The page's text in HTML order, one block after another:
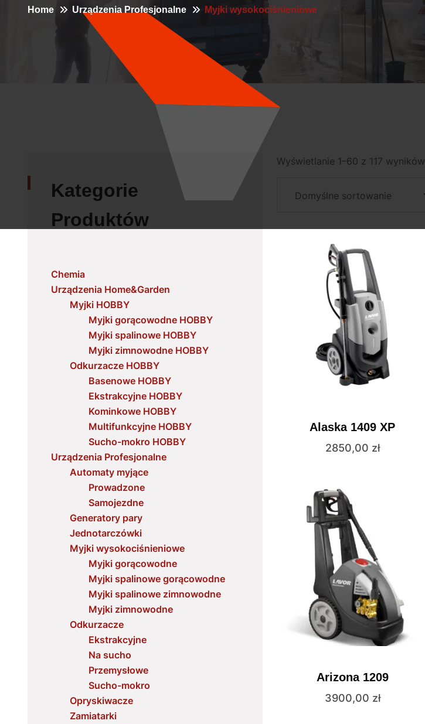
Home Urządzenia Profesjonalne Myjki wysokociśnieniowe
Wyświetlanie 1–60 z 117 wyników
Alaska 1409 XP
2850,00 zł
Arizona 1209
3900,00 zł
Kategorie
Produktów
Chemia
Urządzenia Home&Garden
Myjki HOBBY
Myjki gorącowodne HOBBY
Myjki spalinowe HOBBY
Myjki zimnowodne HOBBY
Odkurzacze HOBBY
Basenowe HOBBY
Ekstrakcyjne HOBBY
Kominkowe HOBBY
Multifunkcyjne HOBBY
Sucho-mokro HOBBY
Urządzenia Profesjonalne
Automaty myjące
Prowadzone
Samojezdne
Generatory pary
Jednotarczówki
Myjki wysokociśnieniowe
Myjki gorącowodne
Myjki spalinowe gorącowodne
Myjki spalinowe zimnowodne
Myjki zimnowodne
Odkurzacze
Ekstrakcyjne
Na sucho
Przemysłowe
Sucho-mokro
Opryskiwacze
Zamiatarki